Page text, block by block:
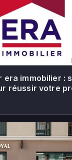
era immobilier :
réussir votre